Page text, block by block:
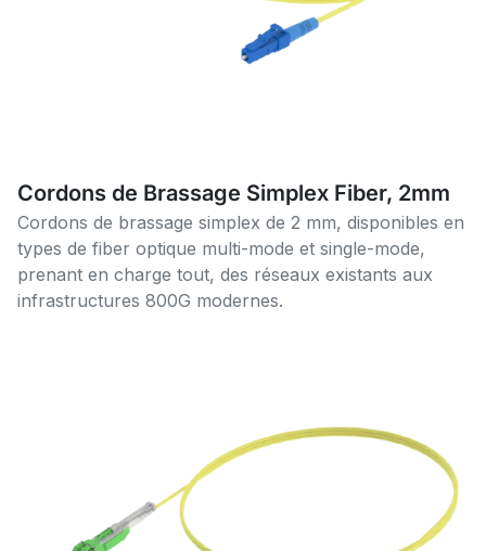
Cordons de Brassage Simplex Fiber, 2mm
Cordons de brassage simplex de 2 mm, disponibles en
types de fiber optique multi-mode et single-mode,
prenant en charge tout, des réseaux existants aux
infrastructures 800G modernes.